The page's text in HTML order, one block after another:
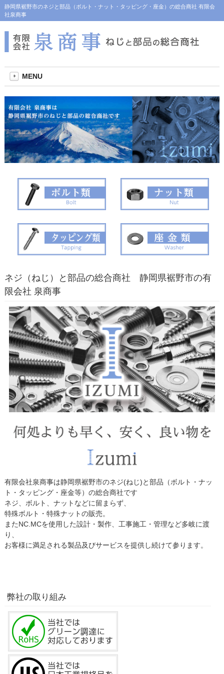
静岡県裾野市のネジと部品（ボルト・ナット・タッピング・座金）の総合商社 有限会
社泉商事
MENU
ネジ（ねじ）と部品の総合商社 静岡県裾野市の有
限会社 泉商事
有限会社泉商事は静岡県裾野市のネジ(ねじ)と部品（ボルト・ナッ
ト・タッピング・座金等）の総合商社です
ネジ、ボルト、ナットなどに留まらず、
特殊ボルト・特殊ナットの販売。
またNC.MCを使用した設計・製作、工事施工・管理など多岐に渡
り、
お客様に満足される製品及びサービスを提供し続けて参ります。
弊社の取り組み